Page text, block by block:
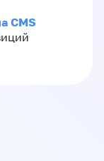
CMS